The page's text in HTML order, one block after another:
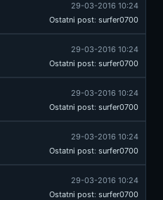
29-03-2016 10:24
Ostatni post: surfer0700
29-03-2016 10:24
Ostatni post: surfer0700
29-03-2016 10:24
Ostatni post: surfer0700
29-03-2016 10:24
Ostatni post: surfer0700
29-03-2016 10:24
Ostatni post: surfer0700